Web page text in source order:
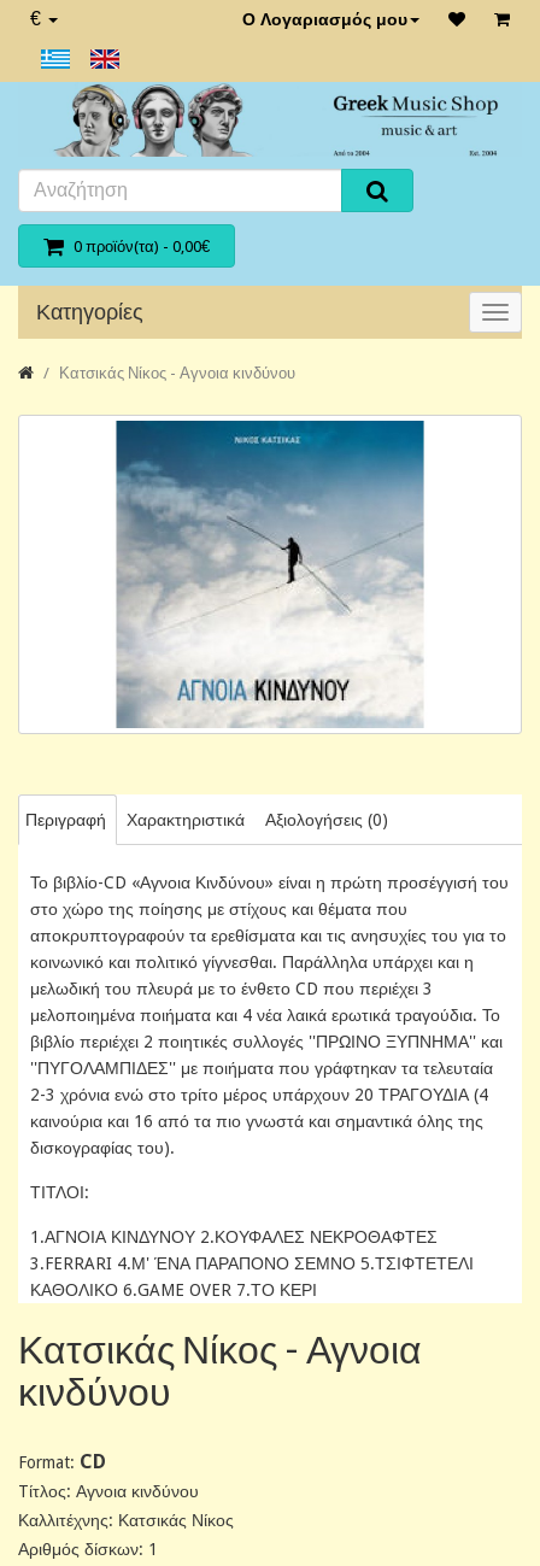
€ Ο Λογαριασμός μου
0 προϊόν(τα) - 0,00€
Κατηγορίες
Κατσικάς Νίκος - Αγνοια κινδύνου
Περιγραφή Χαρακτηριστικά Αξιολογήσεις (0)
Το βιβλίο-CD «Αγνοια Κινδύνου» είναι η πρώτη προσέγγισή του
στο χώρο της ποίησης με στίχους και θέματα που
αποκρυπτογραφούν τα ερεθίσματα και τις ανησυχίες του για το
κοινωνικό και πολιτικό γίγνεσθαι. Παράλληλα υπάρχει και η
μελωδική του πλευρά με το ένθετο CD που περιέχει 3
μελοποιημένα ποιήματα και 4 νέα λαικά ερωτικά τραγούδια. Το
βιβλίο περιέχει 2 ποιητικές συλλογές ''ΠΡΩΙΝΟ ΞΥΠΝΗΜΑ'' και
''ΠΥΓΟΛΑΜΠΙΔΕΣ'' με ποιήματα που γράφτηκαν τα τελευταία
2-3 χρόνια ενώ στο τρίτο μέρος υπάρχουν 20 ΤΡΑΓΟΥΔΙΑ (4
καινούρια και 16 από τα πιο γνωστά και σημαντικά όλης της
δισκογραφίας του).
ΤΙΤΛΟΙ:
1.ΑΓΝΟΙΑ ΚΙΝΔΥΝΟΥ 2.ΚΟΥΦΑΛΕΣ ΝΕΚΡΟΘΑΦΤΕΣ
3.FERRARI 4.Μ' ΈΝΑ ΠΑΡΑΠΟΝΟ ΣΕΜΝΟ 5.ΤΣΙΦΤΕΤΕΛΙ
ΚΑΘΟΛΙΚΟ 6.GAME OVER 7.ΤΟ ΚΕΡΙ
Κατσικάς Νίκος - Αγνοια
κινδύνου
Format: CD
Tίτλος: Αγνοια κινδύνου
Καλλιτέχνης: Κατσικάς Νίκος
Αριθμός δίσκων: 1